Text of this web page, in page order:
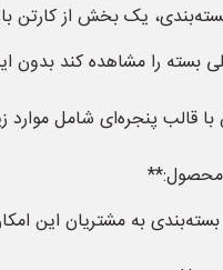
یک بخش از کارتن
بسته را مشاهده کند بدون
با قالب پنجره‌ای شامل موارد
به مشتریان این